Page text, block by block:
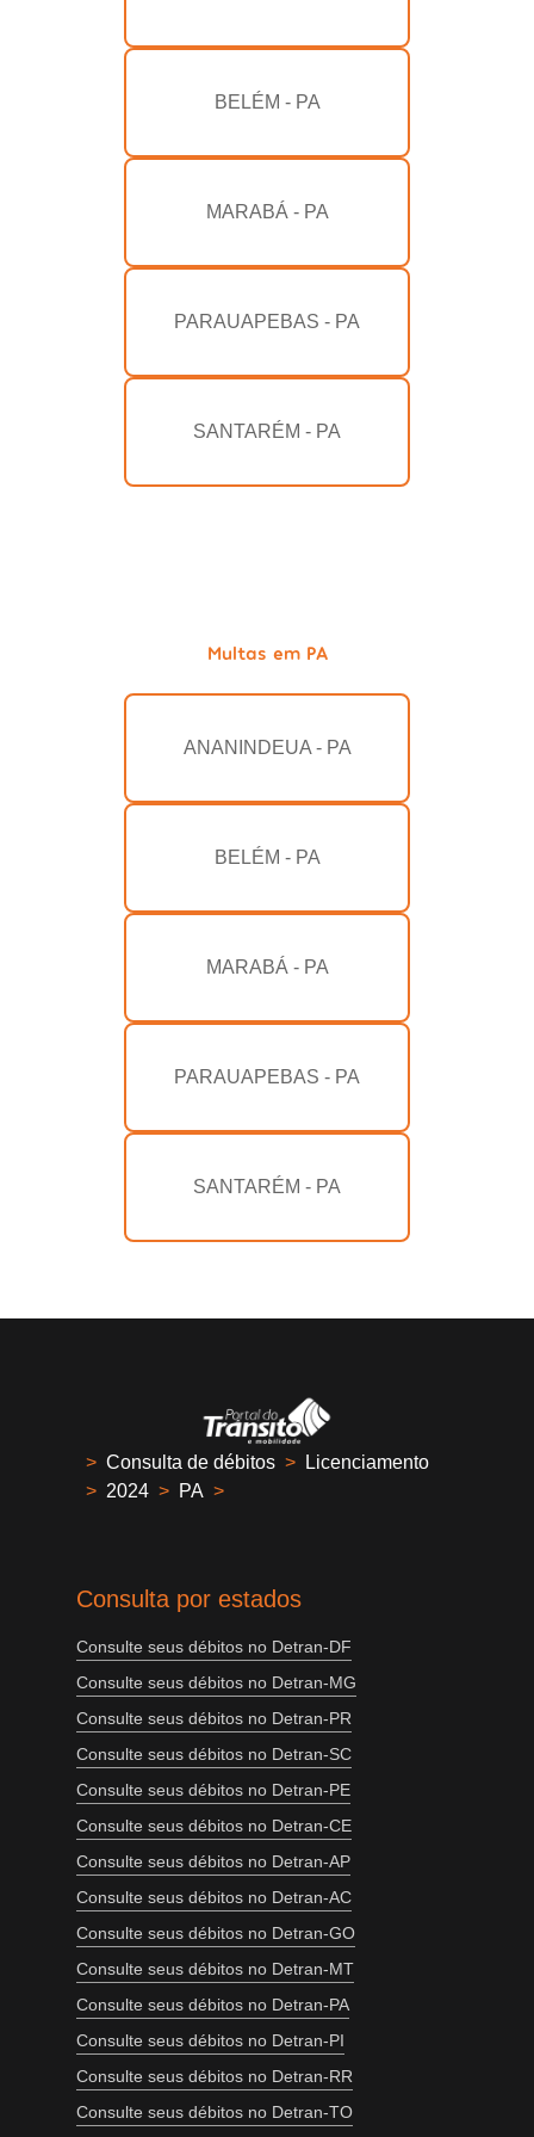
BELÉM - PA
MARABÁ - PA
PARAUAPEBAS - PA
SANTARÉM - PA
Multas em PA
ANANINDEUA - PA
BELÉM - PA
MARABÁ - PA
PARAUAPEBAS - PA
SANTARÉM - PA
> Consulta de débitos >
Licenciamento
> 2024 > PA >
Consulta por estados
Consulte seus débitos no Detran-DF
Consulte seus débitos no Detran-MG
Consulte seus débitos no Detran-PR
Consulte seus débitos no Detran-SC
Consulte seus débitos no Detran-PE
Consulte seus débitos no Detran-CE
Consulte seus débitos no Detran-AP
Consulte seus débitos no Detran-AC
Consulte seus débitos no Detran-GO
Consulte seus débitos no Detran-MT
Consulte seus débitos no Detran-PA
Consulte seus débitos no Detran-PI
Consulte seus débitos no Detran-RR
Consulte seus débitos no Detran-TO